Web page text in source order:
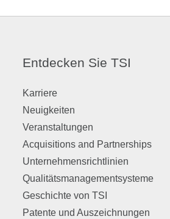
Entdecken Sie TSI
Karriere
Neuigkeiten
Veranstaltungen
Acquisitions and Partnerships
Unternehmensrichtlinien
Qualitätsmanagementsysteme
Geschichte von TSI
Patente und Auszeichnungen